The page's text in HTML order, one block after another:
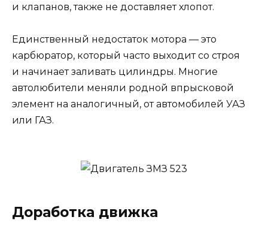
и клапанов, также не доставляет хлопот.
Единственный недостаток мотора — это
карбюратор, который часто выходит со строя
и начинает заливать цилиндры. Многие
автолюбители меняли родной впрысковой
элемент на аналогичный, от автомобилей УАЗ
или ГАЗ.
Доработка движка